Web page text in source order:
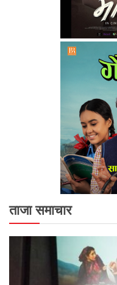
ताजा समाचार